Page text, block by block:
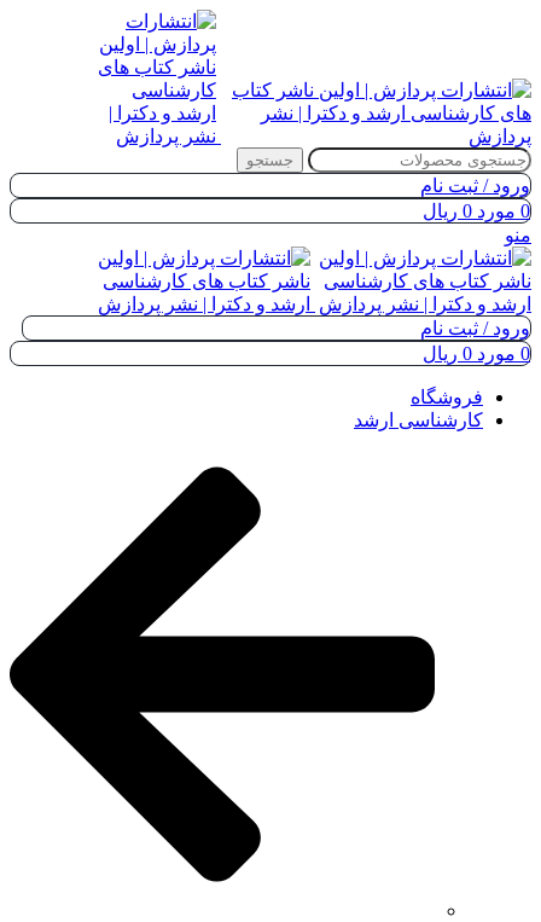
جستجو
ورود / ثبت نام
0 مورد 0 ریال
منو
ورود / ثبت نام
0 مورد 0 ریال
فروشگاه
کارشناسی ارشد